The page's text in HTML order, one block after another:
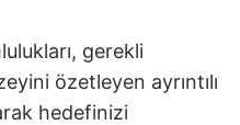
gerekli
özetleyen ayrıntılı
hedefinizi